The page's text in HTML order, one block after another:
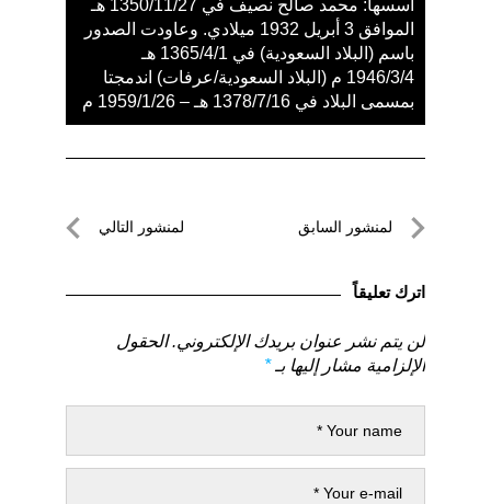
أسسها: محمد صالح نصيف في 1350/11/27 هـ
الموافق 3 أبريل 1932 ميلادي. وعاودت الصدور
باسم (البلاد السعودية) في 1365/4/1 هـ
1946/3/4 م (البلاد السعودية/عرفات) اندمجتا
بمسمى البلاد في 1378/7/16 هـ – 1959/1/26 م
تصفّحلمنشور السابق
السابق
لمنشور التالي
اترك تعليقاً
لن يتم نشر عنوان بريدك الإلكتروني. الحقول
الإلزامية مشار إليها بـ*